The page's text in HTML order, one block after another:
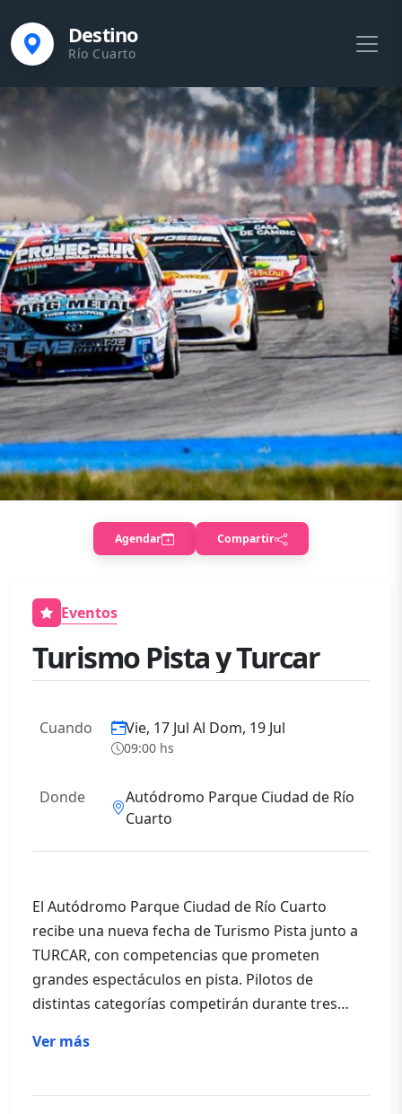
Destino
Río Cuarto
Agendar Compartir
Eventos
Turismo Pista y Turcar
Cuando Vie, 17 Jul Al Dom, 19 Jul
09:00 hs
Donde
Autódromo Parque Ciudad de Río
Cuarto
El Autódromo Parque Ciudad de Río Cuarto
recibe una nueva fecha de Turismo Pista junto a
TURCAR, con competencias que prometen
grandes espectáculos en pista. Pilotos de
distintas categorías competirán durante tres
atractivo imperdible para los fanáticos del
Ver más